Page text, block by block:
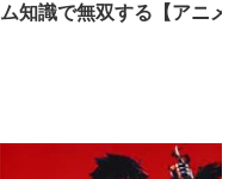
ム知識で無双する【アニメ